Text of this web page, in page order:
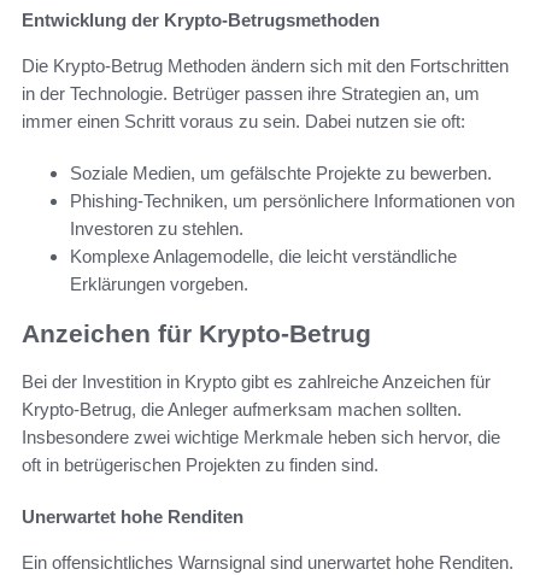
Entwicklung der Krypto-Betrugsmethoden
Die Krypto-Betrug Methoden ändern sich mit den Fortschritten
in der Technologie. Betrüger passen ihre Strategien an, um
immer einen Schritt voraus zu sein. Dabei nutzen sie oft:
Soziale Medien, um gefälschte Projekte zu bewerben.
Phishing-Techniken, um persönlichere Informationen von
Investoren zu stehlen.
Komplexe Anlagemodelle, die leicht verständliche
Erklärungen vorgeben.
Anzeichen für Krypto-Betrug
Bei der Investition in Krypto gibt es zahlreiche Anzeichen für
Krypto-Betrug, die Anleger aufmerksam machen sollten.
Insbesondere zwei wichtige Merkmale heben sich hervor, die
oft in betrügerischen Projekten zu finden sind.
Unerwartet hohe Renditen
Ein offensichtliches Warnsignal sind unerwartet hohe Renditen.